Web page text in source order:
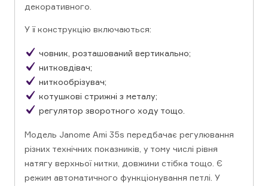
декоративного.
У її конструкцію включаються:
човник, розташований вертикально;
нитковдівач;
ниткообрізувач;
котушкові стрижні з металу;
регулятор зворотного ходу тощо.
Модель Janome Ami 35s передбачає регулювання
різних технічних показників, у тому числі рівня
натягу верхньої нитки, довжини стібка тощо. Є
режим автоматичного функціонування петлі. У